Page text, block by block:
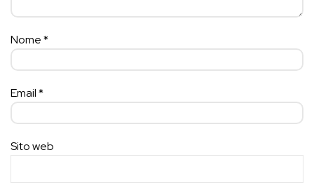
Nome*
Email*
Sito web